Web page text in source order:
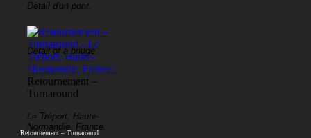
Détail d'un pont.
Detail of a bridge.
Retournement –
Turnaround
Le Tréport, Haute-
Normandie, France.
Retournement – Turnaround